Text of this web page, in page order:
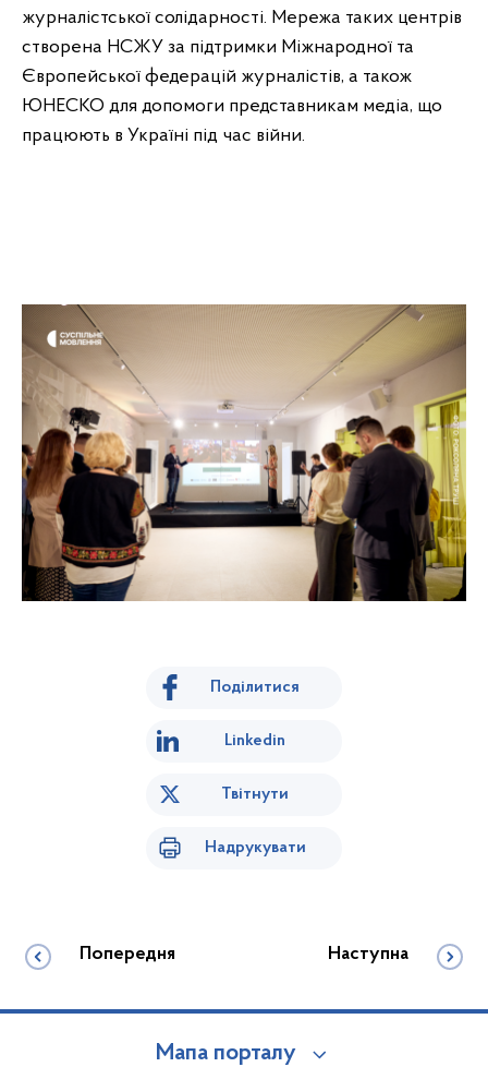
журналістської солідарності. Мережа таких центрів
створена НСЖУ за підтримки Міжнародної та
Європейської федерацій журналістів, а також
ЮНЕСКО для допомоги представникам медіа, що
працюють в Україні під час війни.
Поділитися
Linkedin
Твітнути
Надрукувати
Попередня Наступна
Мапа порталу